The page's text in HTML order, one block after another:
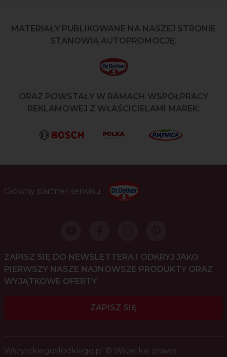
MATERIAŁY PUBLIKOWANE NA NASZEJ STRONIE
STANOWIĄ AUTOPROMOCJĘ:
ORAZ POWSTAŁY W RAMACH WSPÓŁPRACY
REKLAMOWEJ Z WŁAŚCICIELAMI MAREK:
Główny partner serwisu
ZAPISZ SIĘ DO NEWSLETTERA I ODKRYJ JAKO
PIERWSZY NASZE NAJNOWSZE PRODUKTY ORAZ
WYJĄTKOWE OFERTY
ZAPISZ SIĘ
Wszystkiegoslodkiego.pl © Wszelkie prawa